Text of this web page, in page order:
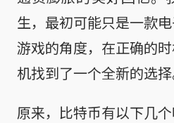
生，最初可能只是一款
游戏的角度，在正确的
机找到了一个全新的选择
原来，比特币有以下几